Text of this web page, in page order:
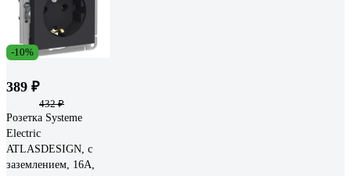
-10%
389 ₽
432 ₽
Розетка Systeme
Electric
ATLASDESIGN, с
заземлением, 16А,